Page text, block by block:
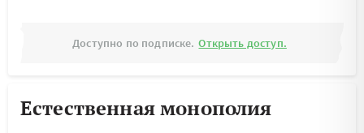
Доступно по подписке. Открыть доступ.
Естественная монополия